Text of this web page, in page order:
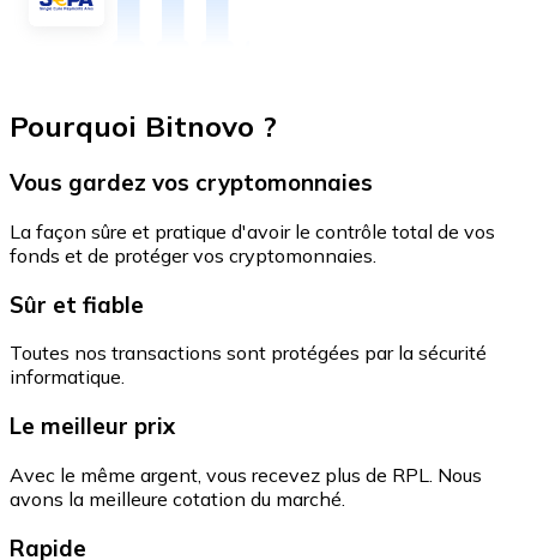
Pourquoi Bitnovo ?
Vous gardez vos cryptomonnaies
La façon sûre et pratique d'avoir le contrôle total de vos
fonds et de protéger vos cryptomonnaies.
Sûr et fiable
Toutes nos transactions sont protégées par la sécurité
informatique.
Le meilleur prix
Avec le même argent, vous recevez plus de RPL. Nous
avons la meilleure cotation du marché.
Rapide